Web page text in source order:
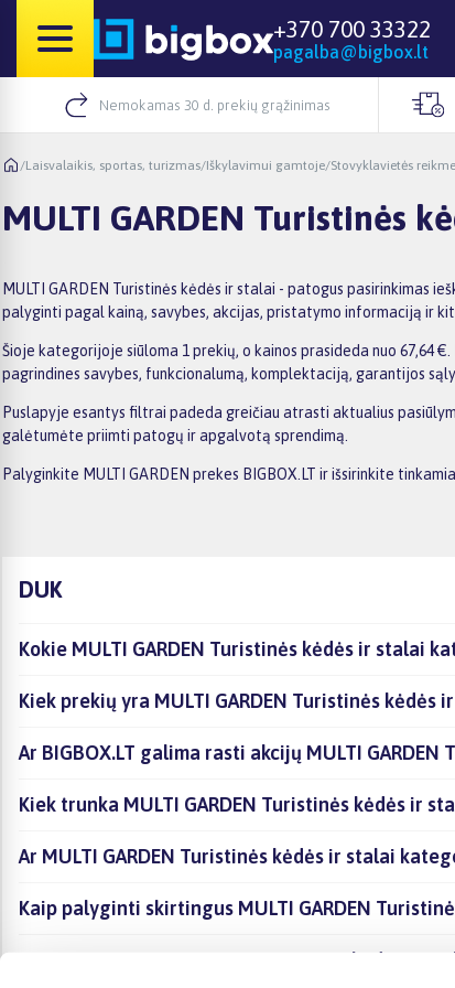
+370 700 33322
pagalba@bigbox.lt
Nemokamas 30 d. prekių grąžinimas
/Laisvalaikis, sportas, turizmas/Iškylavimui gamtoje/Stovyklavietės
MULTI GARDEN Turistinės
MULTI GARDEN Turistinės kėdės ir stalai - patogus pasirinkimas
palyginti pagal kainą, savybes, akcijas, pristatymo informaciją ir
Šioje kategorijoje siūloma 1 prekių, o kainos prasideda nuo 67,64
pagrindines savybes, funkcionalumą, komplektaciją, garantijos
Puslapyje esantys filtrai padeda greičiau atrasti aktualius
galėtumėte priimti patogų ir apgalvotą sprendimą.
Palyginkite MULTI GARDEN prekes BIGBOX.LT ir išsirinkite
DUK
Kokie MULTI GARDEN Turistinės kėdės ir stalai
Kiek prekių yra MULTI GARDEN Turistinės
Ar BIGBOX.LT galima rasti akcijų MULTI
Kiek trunka MULTI GARDEN Turistinės kėdės ir
Ar MULTI GARDEN Turistinės kėdės ir stalai
Kaip palyginti skirtingus MULTI GARDEN
Kaip įsigyti MULTI GARDEN Turistinės kėdės ir